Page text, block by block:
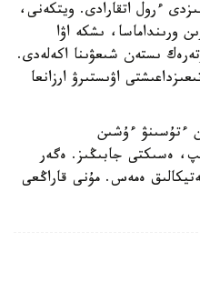
ءرول اتقارادى. ويتكەنى،
ورىنداماسا، ىشكە اۋا
ىستەن شىعۋىنا اكەلەدى.
اۋىستىرۋ ارزانعا
ءتۇسىنۋ ءۇشىن
ەسىكتى جابىڭىز. ەگەر
ەمەس. مۇنى قاراڭعى